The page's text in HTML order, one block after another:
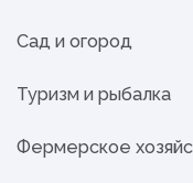
Сад и огород
Туризм и рыбалка
Фермерское